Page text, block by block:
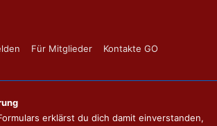
Für Mitglieder Kontakte GO
erklärst du dich damit einverstanden,